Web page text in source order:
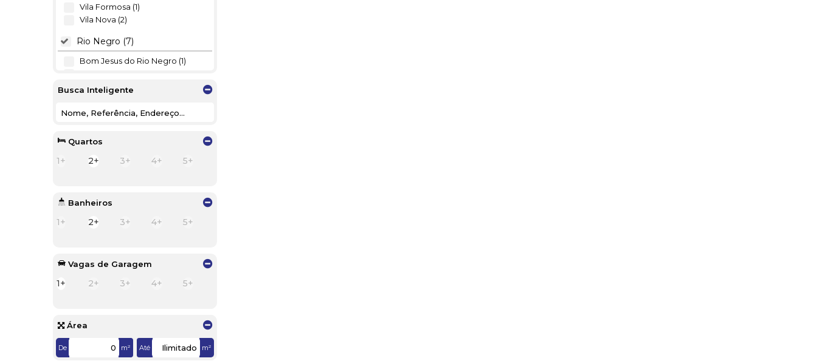
Vila Formosa (1)
Vila Nova (2)
Rio Negro (7)
Bom Jesus do Rio Negro (1)
Estação Nova (4)
Busca Inteligente
Quartos
1+ 2+ 3+ 4+ 5+
Banheiros
1+ 2+ 3+ 4+ 5+
Vagas de Garagem
1+ 2+ 3+ 4+ 5+
Área
De m² Até m²